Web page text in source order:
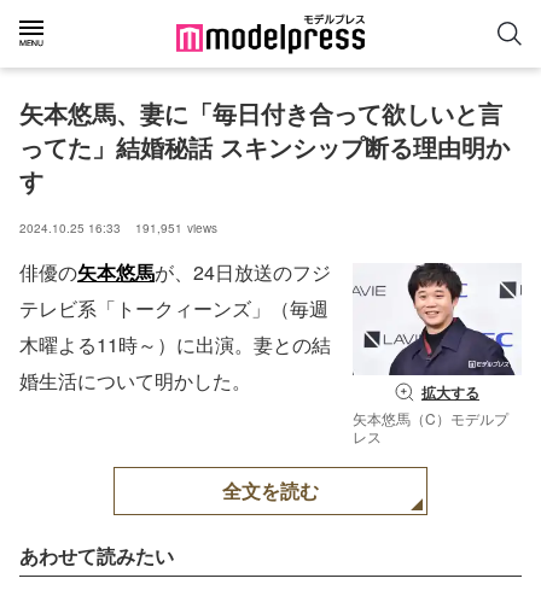
矢本悠馬、妻に「毎日付き合って欲しいと言
ってた」結婚秘話 スキンシップ断る理由明か
す
2024.10.25 16:33 191,951 views
拡大する
矢本悠馬（C）モデルプ
レス
俳優の矢本悠馬が、24日放送のフジ
テレビ系「トークィーンズ」（毎週
木曜よる11時～）に出演。妻との結
婚生活について明かした。
全文を読む
あわせて読みたい